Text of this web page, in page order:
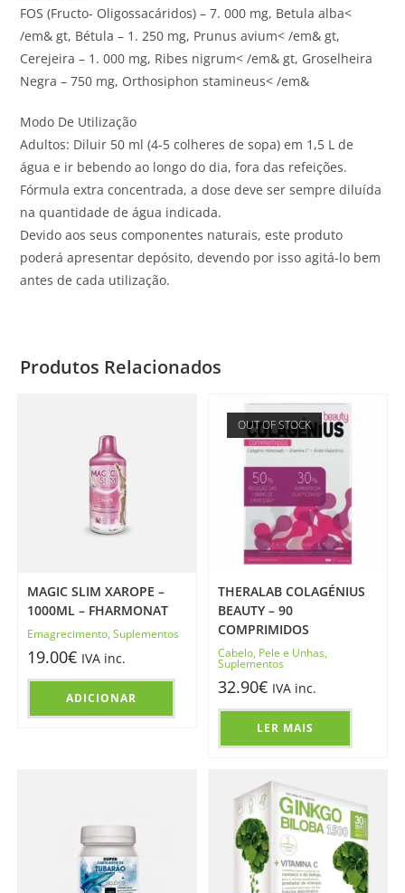
FOS (Fructo- Oligossacáridos) – 7. 000 mg, Betula alba<
/em& gt, Bétula – 1. 250 mg, Prunus avium< /em& gt,
Cerejeira – 1. 000 mg, Ribes nigrum< /em& gt, Groselheira
Negra – 750 mg, Orthosiphon stamineus< /em&
Modo De Utilização
Adultos: Diluir 50 ml (4-5 colheres de sopa) em 1,5 L de
água e ir bebendo ao longo do dia, fora das refeições.
Fórmula extra concentrada, a dose deve ser sempre diluída
na quantidade de água indicada.
Devido aos seus componentes naturais, este produto
poderá apresentar depósito, devendo por isso agitá-lo bem
antes de cada utilização.
Produtos Relacionados
MAGIC SLIM XAROPE –
1000ML – FHARMONAT
Emagrecimento, Suplementos
19.00€ IVA inc.
ADICIONAR
OUT OF STOCK
THERALAB COLAGÉNIUS
BEAUTY – 90
COMPRIMIDOS
Cabelo, Pele e Unhas,
Suplementos
32.90€ IVA inc.
LER MAIS